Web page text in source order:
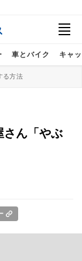
車とバイク キャ
る方法
さん「やぶ